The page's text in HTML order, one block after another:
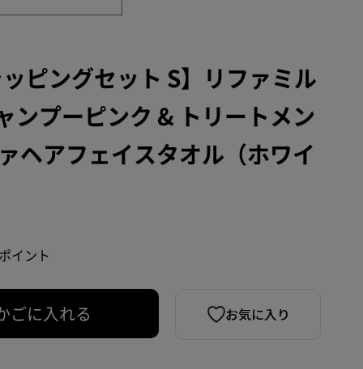
ピングセット S】リファミル
ンプーピンク & トリートメン
ヘアフェイスタオル（ホワイ
イント
ごに入れる お気に入り